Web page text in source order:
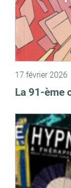
17 février 2026
La 91-ème